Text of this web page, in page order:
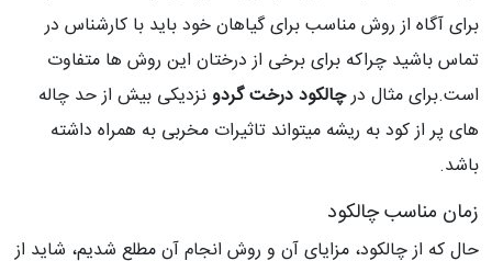
برای آگاه از روش مناسب برای گیاهان خود باید با کارشناس در
تماس باشید چراکه برای برخی از درختان این روش ها متفاوت
است.برای مثال درچالکود درخت گردونزدیکی بیش از حد چاله
های پر از کود به ریشه میتواند تاثیرات مخربی به همراه داشته
باشد.
زمان مناسب چالکود
حال که از چالکود، مزایای آن و روش انجام آن مطلع شدیم، شاید از